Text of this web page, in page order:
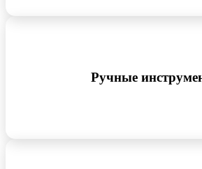
Ручные